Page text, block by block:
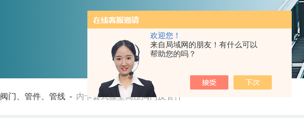
欢迎您！
来自局域网的朋友！有什么可以
帮助您的吗？
阀门、管件、管线 - 内卡套式微型高压阀门及管件